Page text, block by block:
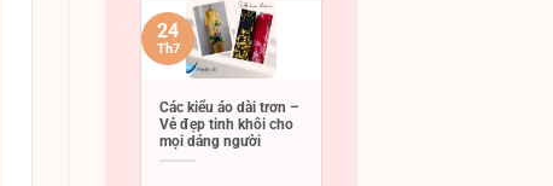
Các kiểu áo dài trơn –
Vẻ đẹp tinh khôi cho
mọi dáng người
24
Th7